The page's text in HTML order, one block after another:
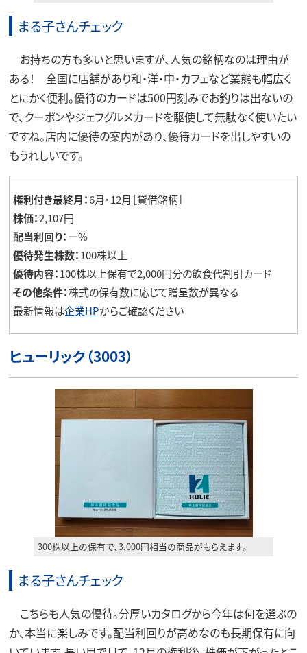
まる子さんチェック
お持ちの方も多いと思いますが、人気の銘柄なのは理由が
ある！ 全国に店舗があり和・洋・中・カフェなど業態も幅広く
とにかく便利。優待のカードは500円刻みでお釣りは出ないの
で、クーポンやジェフグルメカードを駆使して無駄なく使いたい
ですね。店内に優待の案内があり、優待カードを出しやすいの
もうれしいです。
権利付き最終月：6月・12月［貸借銘柄］
株価：2,107円
配当利回り：ー%
優待発生株数：100株以上
優待内容：100株以上保有で2,000円分の飲食代割引カード
その他条件：株式の保有数に応じて贈呈数が異なる
最新情報は企業HPからご確認ください
ヒューリック（3003）
300株以上の保有で、3,000円相当の商品がもらえます。
まる子さんチェック
こちらも人気の優待。分厚いカタログから今年は何を選ぶの
か、本当に楽しみです。配当利回りが高めなのも長期保有に向